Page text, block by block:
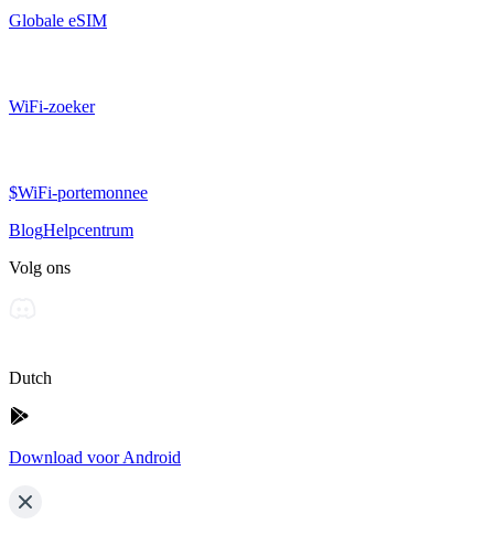
Globale eSIM
WiFi-zoeker
$WiFi-portemonnee
BlogHelpcentrum
Volg ons
Dutch
Download voor Android